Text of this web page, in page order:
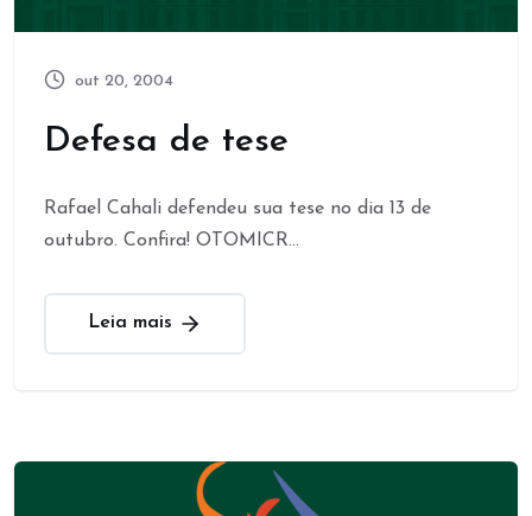
out 20, 2004
Defesa de tese
Rafael Cahali defendeu sua tese no dia 13 de
outubro. Confira! OTOMICR...
Leia mais